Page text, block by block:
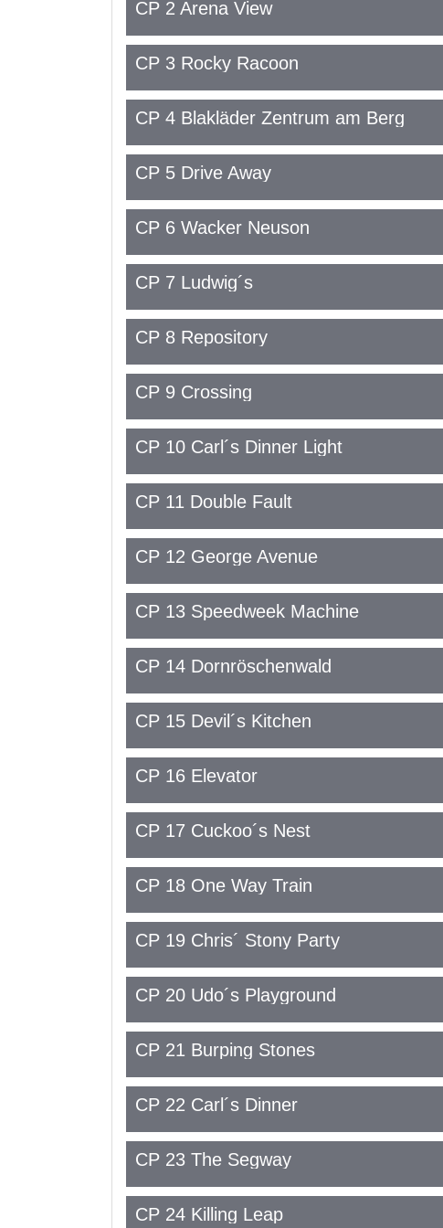
CP 2 Arena View
CP 3 Rocky Racoon
CP 4 Blakläder Zentrum am Berg
CP 5 Drive Away
CP 6 Wacker Neuson
CP 7 Ludwig´s
CP 8 Repository
CP 9 Crossing
CP 10 Carl´s Dinner Light
CP 11 Double Fault
CP 12 George Avenue
CP 13 Speedweek Machine
CP 14 Dornröschenwald
CP 15 Devil´s Kitchen
CP 16 Elevator
CP 17 Cuckoo´s Nest
CP 18 One Way Train
CP 19 Chris´ Stony Party
CP 20 Udo´s Playground
CP 21 Burping Stones
CP 22 Carl´s Dinner
CP 23 The Segway
CP 24 Killing Leap